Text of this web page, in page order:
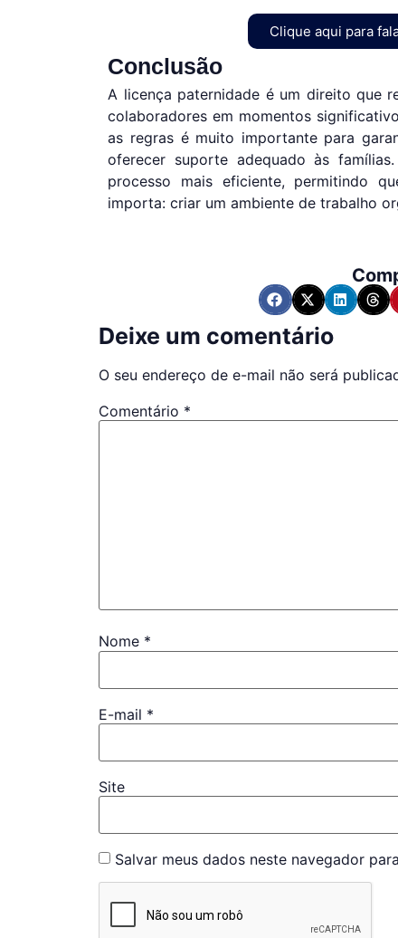
Clique aqui para
Conclusão
A licença paternidade é um direito que
colaboradores em momentos
as regras é muito importante para
oferecer suporte adequado às
processo mais eficiente, permitindo
importa: criar um ambiente de trabalho
Deixe um comentário
O seu endereço de e-mail não será
Comentário *
Nome *
E-mail *
Site
Salvar meus dados neste navegador